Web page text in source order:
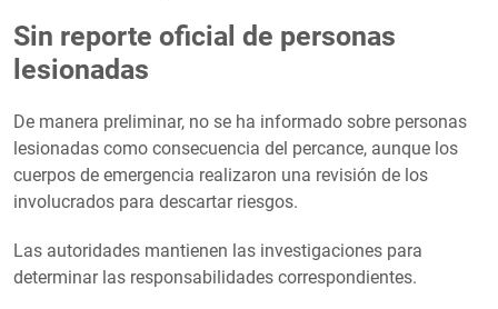
Sin reporte oficial de personas
lesionadas
De manera preliminar, no se ha informado sobre personas
lesionadas como consecuencia del percance, aunque los
cuerpos de emergencia realizaron una revisión de los
involucrados para descartar riesgos.
Las autoridades mantienen las investigaciones para
determinar las responsabilidades correspondientes.